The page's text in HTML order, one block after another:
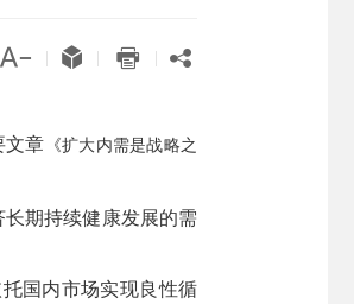
   
文章 《扩大内需是战略之
期持续健康发展的需
国内市场实现良性循